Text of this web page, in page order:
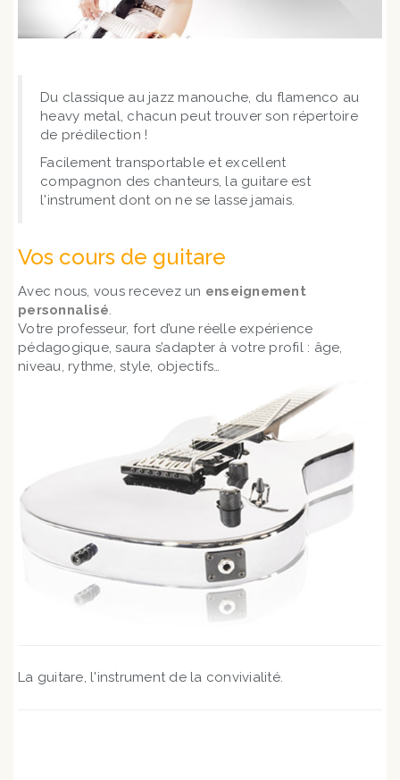
Du classique au jazz manouche, du flamenco au
heavy metal, chacun peut trouver son répertoire
de prédilection !
Facilement transportable et excellent
compagnon des chanteurs, la guitare est
l'instrument dont on ne se lasse jamais.
Vos cours de guitare
Avec nous, vous recevez un enseignement
personnalisé.
Votre professeur, fort d’une réelle expérience
pédagogique, saura s’adapter à votre profil : âge,
niveau, rythme, style, objectifs…
La guitare, l'instrument de la convivialité.